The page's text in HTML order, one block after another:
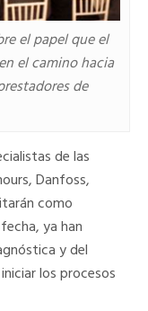
el papel que el
el camino hacia
de
de las
Danfoss,
como
ya han
y del
los procesos